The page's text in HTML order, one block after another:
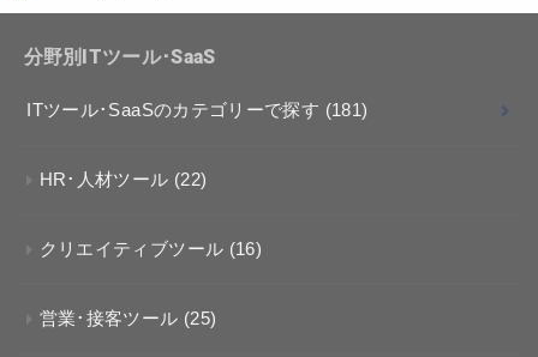
分野別ITツール･SaaS
ITツール･SaaSのカテゴリーで探す (181)
HR･人材ツール (22)
クリエイティブツール (16)
営業･接客ツール (25)